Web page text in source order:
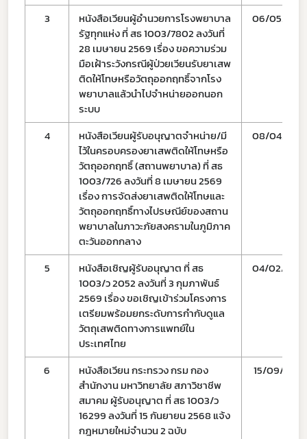
3
หนังสือเวียนผู้อำนวยการโรงพยาบาล
รัฐทุกแห่ง ที่ สธ 1003/7802 ลงวันที่
28 เมษายน 2569 เรื่อง ขอความร่วม
มือเฝ้าระวังกรณีผู้ป่วยเวียนรับยาเสพ
ติดให้โทษหรือวัตถุออกฤทธิ์จากโรง
พยาบาลแล้วนำไปจำหน่ายออกนอก
ระบบ
06/05/69
4
หนังสือเวียนผู้รับอนุญาตจำหน่าย/มี
ไว้ในครอบครองยาเสพติดให้โทษหรือ
วัตถุออกฤทธิ์ (สถานพยาบาล) ที่ สธ
1003/726 ลงวันที่ 8 เมษายน 2569
เรื่อง การจัดส่งยาเสพติดให้โทษและ
วัตถุออกฤทธิ์ทางไปรษณีย์ของสถาน
พยาบาลในภาวะภัยสงครามในภูมิภาค
ตะวันออกกลาง
08/04/69
5
หนังสือเชิญผู้รับอนุญาต ที่ สธ
1003/ว 2052 ลงวันที่ 3 กุมภาพันธ์
2569 เรื่อง ขอเชิญเข้าร่วมโครงการ
เตรียมพร้อมยกระดับการกำกับดูแล
วัตถุเสพติดทางการแพทย์ใน
ประเทศไทย
04/02/69
6
หนังสือเวียน กระทรวง กรม กอง
สำนักงาน มหาวิทยาลัย สภาวิชาชีพ
สมาคม ผู้รับอนุญาต ที่ สธ 1003/ว
16299 ลงวันที่ 15 กันยายน 2568 แจ้ง
กฎหมายใหม่จำนวน 2 ฉบับ
15/09/68
Subscribe
เลือกหัวข้อที่ท่านต้องการ Subscribe
กฎหมาย
การขออนุญาต
ข่าวประชาสัมพันธ์